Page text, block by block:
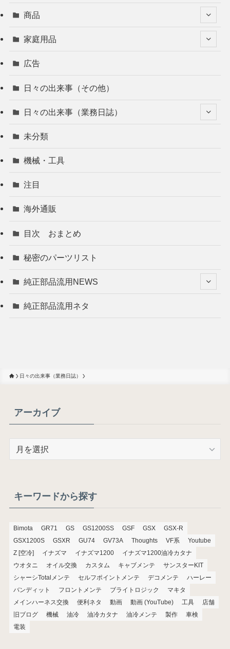
商品
家庭用品
広告
日々の出来事（その他）
日々の出来事（業務日誌）
未分類
機械・工具
注目
海外通販
目次 おまとめ
秘密のパーツリスト
純正部品流用NEWS
純正部品流用ネタ
日々の出来事（業務日誌）
アーカイブ
ブキーワードから探す
Bimota GR71 GS GS1200SS GSF GSX
GSX-R
GSX1200S
GSXR GU74 GV73A Thoughts VF系
Youtube
Z [空冷]
イナズマ イナズマ1200
イナズマ1200油冷カタナ
ウオタニ
オイル交換 カスタム キャブメンテ
サンスターKIT
シャーシTotalメンテ
セルフポイントメンテ デコメンテ
ハーレー
バンディット
フロントメンテ ブライトロジック
マキタ
メインハーネス交換
便利ネタ 動画 動画 (YouTube) 工具
店舗
旧ブログ
機械 油冷 油冷カタナ 油冷メンテ 製作
車検
電装